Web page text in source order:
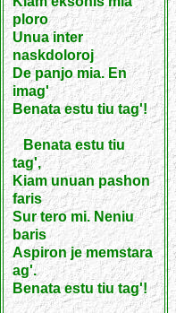
ploro
Unua inter
naskdoloroj
De panjo mia. En
imag'
Benata estu tiu tag'!
Benata estu tiu
tag',
Kiam unuan pashon
faris
Sur tero mi. Neniu
baris
Aspiron je memstara
ag'.
Benata estu tiu tag'!